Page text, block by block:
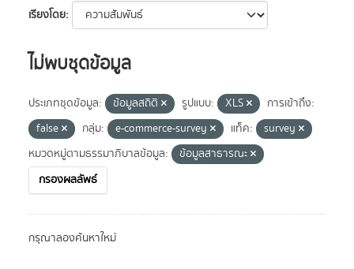
เรียงโดย
ไม่พบชุดข้อมูล
ประเภทชุดข้อมูล: ข้อมูลสถิติ รูปแบบ: XLS
การเข้าถึง:
false
กลุ่ม: e-commerce-survey แท็ค:
survey
หมวดหมู่ตามธรรมาภิบาลข้อมูล:
ข้อมูลสาธารณะ
กรองผลลัพธ์
กรุณาลองค้นหาใหม่